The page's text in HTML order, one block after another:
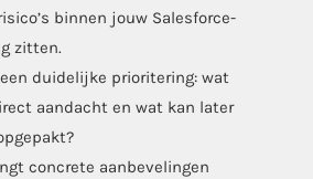
binnen jouw Salesforce-
zitten.
duidelijke prioritering: wat
aandacht en wat kan later
concrete aanbevelingen